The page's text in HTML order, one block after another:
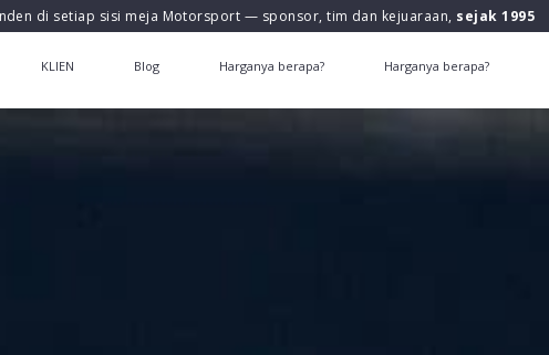
di setiap sisi meja Motorsport — sponsor, tim dan kejuaraan, sejak 1995
KLIEN Blog Harganya berapa? Harganya berapa?